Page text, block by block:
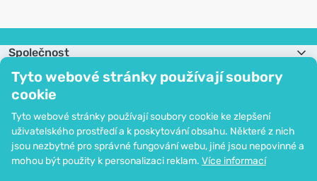
Tyto webové stránky používají soubory
cookie
Tyto webové stránky používají soubory cookie ke zlepšení
uživatelského prostředí a k poskytování obsahu. Některé z nich
jsou nezbytné pro správné fungování webu, jiné jsou nepovinné a
mohou být použity k personalizaci reklam. Více informací
Společnost
Informace
Připojte se k nám
Pomoc a objednávky
Možnost platby kartou. Ochrana osobních údajů zaručena pomocí šifrování
SSL.